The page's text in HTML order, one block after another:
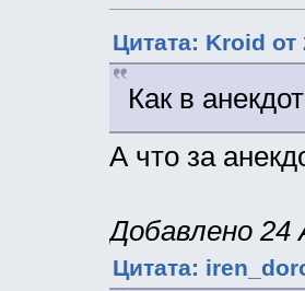
Цитата: Kroid
Как в
А что за
Добавлено 24
Цитата: